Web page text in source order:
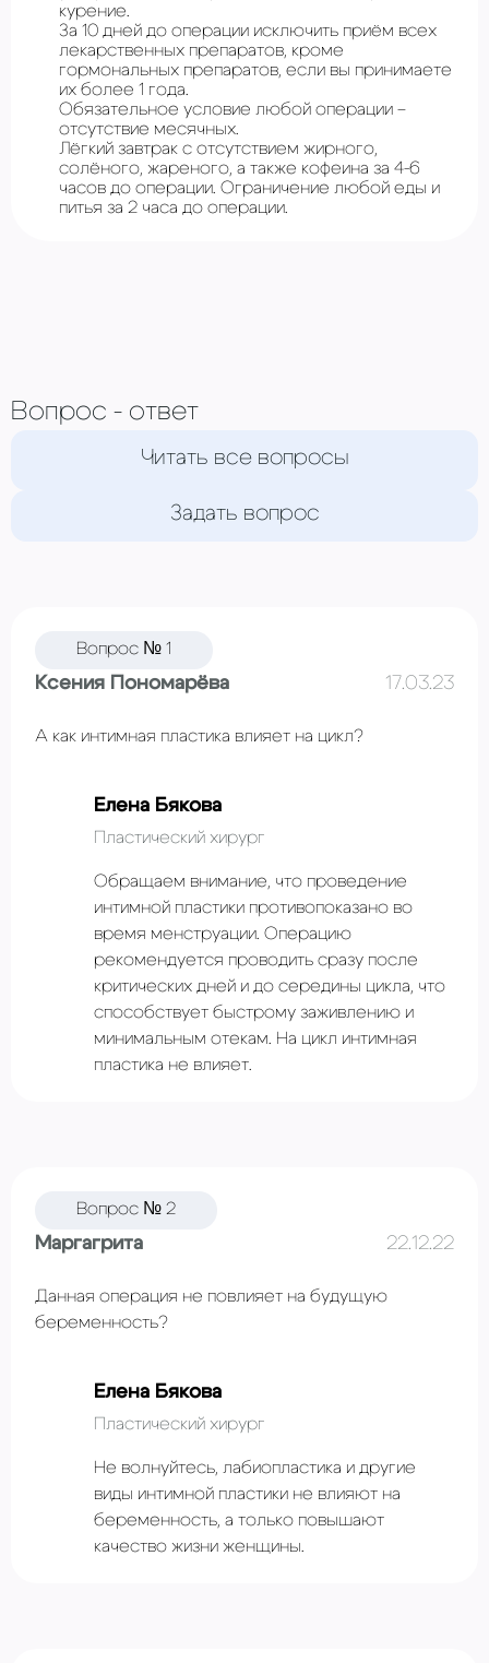
курение.
За 10 дней до операции исключить приём всех
лекарственных препаратов, кроме
гормональных препаратов, если вы принимаете
их более 1 года.
Обязательное условие любой операции –
отсутствие месячных.
Лёгкий завтрак с отсутствием жирного,
солёного, жареного, а также кофеина за 4-6
часов до операции. Ограничение любой еды и
питья за 2 часа до операции.
Вопрос - ответ
Читать все вопросы
Задать вопрос
Вопрос № 1
Ксения Пономарёва 17.03.23
А как интимная пластика влияет на цикл?
Елена Бякова
Пластический хирург
Обращаем внимание, что проведение
интимной пластики противопоказано во
время менструации. Операцию
рекомендуется проводить сразу после
критических дней и до середины цикла, что
способствует быстрому заживлению и
минимальным отекам. На цикл интимная
пластика не влияет.
Вопрос № 2
Маргагрита 22.12.22
Данная операция не повлияет на будущую
беременность?
Елена Бякова
Пластический хирург
Не волнуйтесь, лабиопластика и другие
виды интимной пластики не влияют на
беременность, а только повышают
качество жизни женщины.